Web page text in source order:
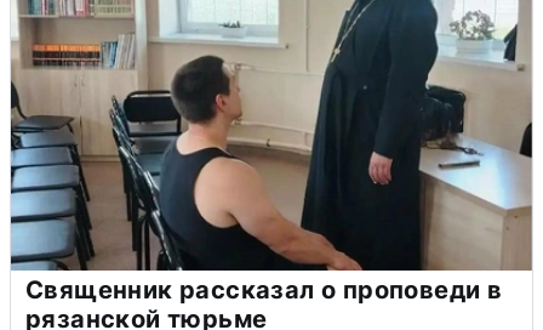
Священник рассказал о проповеди в
рязанской тюрьме